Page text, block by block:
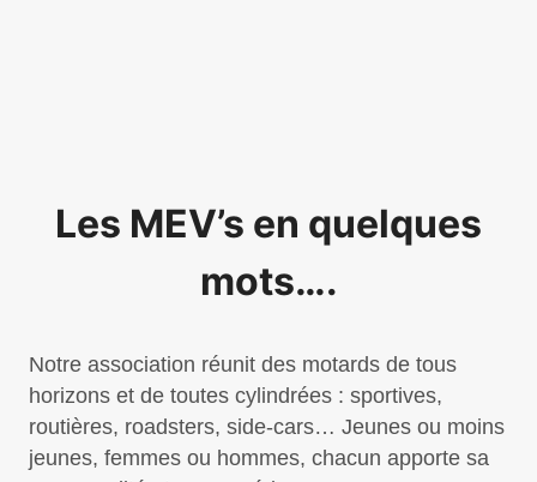
Les MEV’s en quelques
mots….
Notre association réunit des motards de tous
horizons et de toutes cylindrées : sportives,
routières, roadsters, side-cars… Jeunes ou moins
jeunes, femmes ou hommes, chacun apporte sa